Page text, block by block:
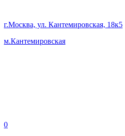
г.Москва, ул. Кантемировская, 18к5
м.Кантемировская
0